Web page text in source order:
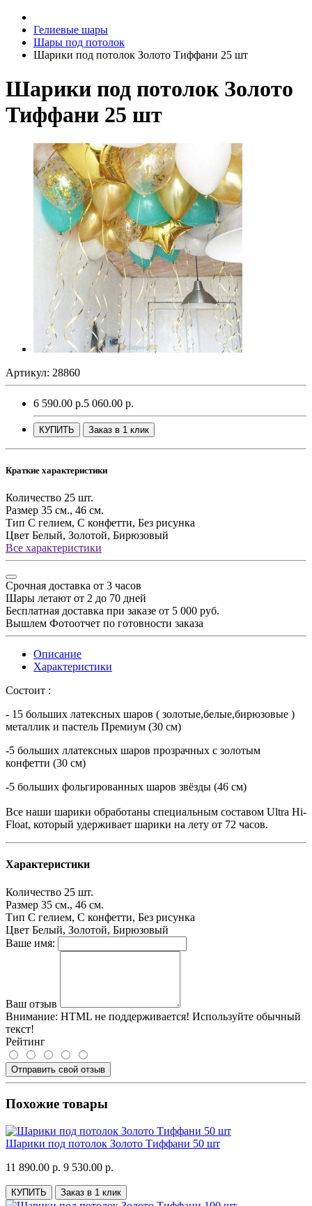
Гелиевые шары
Шары под потолок
Шарики под потолок Золото Тиффани 25 шт
Шарики под потолок Золото
Тиффани 25 шт
Артикул: 28860
6 590.00 р.5 060.00 р.
КУПИТЬ Заказ в 1 клик
Краткие характеристики
Количество 25 шт.
Размер 35 см., 46 см.
Тип С гелием, С конфетти, Без рисунка
Цвет Белый, Золотой, Бирюзовый
Все характеристики
Срочная доставка от 3 часов
Шары летают от 2 до 70 дней
Бесплатная доставка при заказе от 5 000 руб.
Вышлем Фотоотчет по готовности заказа
Описание
Характеристики
Состоит :
- 15 больших латексных шаров ( золотые,белые,бирюзовые )
металлик и пастель Премиум (30 см)
-5 больших ллатексных шаров прозрачных с золотым
конфетти (30 см)
-5 больших фольгированных шаров звёзды (46 см)
Все наши шарики обработаны специальным составом Ultra Hi-
Float, который удерживает шарики на лету от 72 часов.
Характеристики
Количество 25 шт.
Размер 35 см., 46 см.
Тип С гелием, С конфетти, Без рисунка
Цвет Белый, Золотой, Бирюзовый
Ваше имя:
Ваш отзыв
Внимание: HTML не поддерживается! Используйте обычный
текст!
Рейтинг
Отправить свой отзыв
Похожие товары
Шарики под потолок Золото Тиффани 50 шт
11 890.00 р. 9 530.00 р.
КУПИТЬ Заказ в 1 клик